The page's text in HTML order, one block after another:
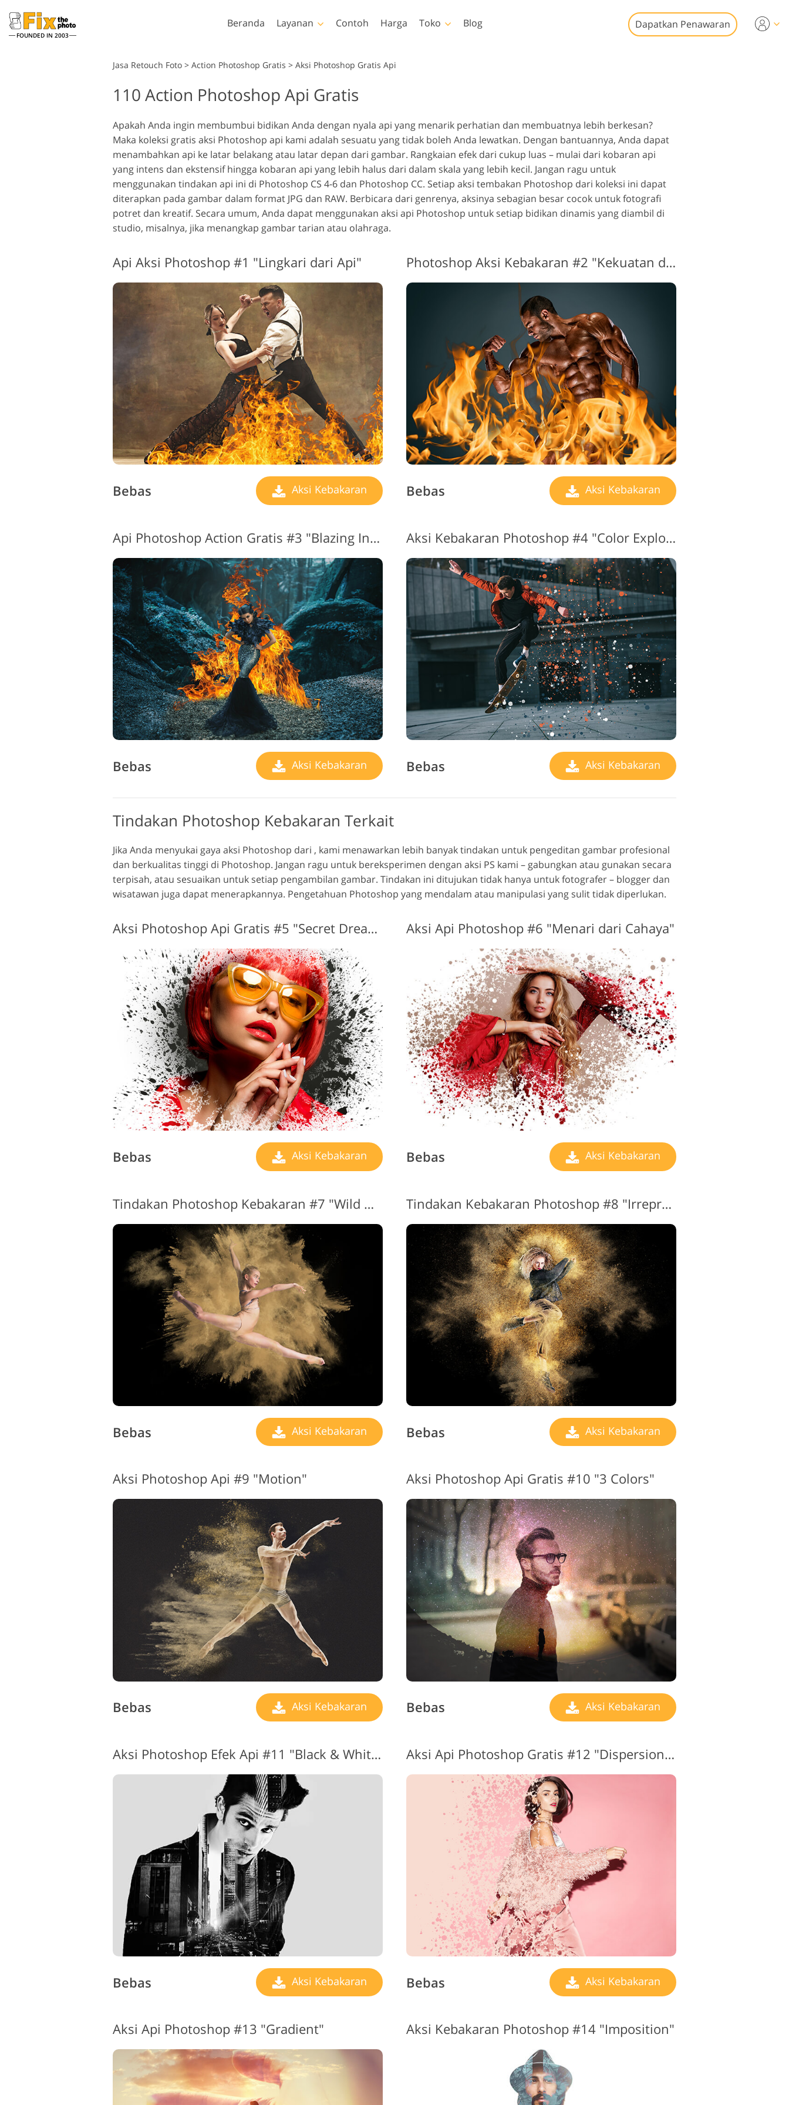
FOUNDED IN 2003
Beranda Layanan
Headshot
Jasa Edit Foto Pernikahan
Model Pakaian yang
Dihasilkan oleh AI
Layanan Manipulasi
Gambar
Layanan Restorasi Foto
Layanan Perbaikan Produk
Perhiasan
Data Pelatihan AI Layanan Pengeditan Video
Contoh Harga Toko
Lightroom
Lightroom Presets
Preset Kesepakatan
Terbaik
Koleksi Seluler
Photoshop
Tindakan Photoshop
Overlay Photoshop
Tekstur Photoshop
Ps Actions Seluruh
Koleksi
Ps Melapisi Seluruh
Koleksi
Templates
Kartu Hari Valentine
Undangan pernikahan
Undangan ulang tahun
anak
Blog Dapatkan Penawaran
Jasa Retouch Foto > Action Photoshop Gratis > Aksi Photoshop Gratis Api
110 Action Photoshop Api Gratis
Apakah Anda ingin membumbui bidikan Anda dengan nyala api yang menarik perhatian dan membuatnya lebih berkesan?
Maka koleksi gratis aksi Photoshop api kami adalah sesuatu yang tidak boleh Anda lewatkan. Dengan bantuannya, Anda dapat
menambahkan api ke latar belakang atau latar depan dari gambar. Rangkaian efek dari cukup luas – mulai dari kobaran api
yang intens dan ekstensif hingga kobaran api yang lebih halus dari dalam skala yang lebih kecil. Jangan ragu untuk
menggunakan tindakan api ini di Photoshop CS 4-6 dan Photoshop CC. Setiap aksi tembakan Photoshop dari koleksi ini dapat
diterapkan pada gambar dalam format JPG dan RAW. Berbicara dari genrenya, aksinya sebagian besar cocok untuk fotografi
potret dan kreatif. Secara umum, Anda dapat menggunakan aksi api Photoshop untuk setiap bidikan dinamis yang diambil di
studio, misalnya, jika menangkap gambar tarian atau olahraga.
Api Aksi Photoshop #1 "Lingkari dari Api"
Bebas Aksi Kebakaran
Photoshop Aksi Kebakaran #2 "Kekuatan dari Api"
Bebas Aksi Kebakaran
Api Photoshop Action Gratis #3 "Blazing Inferno"
Bebas Aksi Kebakaran
Aksi Kebakaran Photoshop #4 "Color Explosion"
Bebas Aksi Kebakaran
Tindakan Photoshop Kebakaran Terkait
Jika Anda menyukai gaya aksi Photoshop dari , kami menawarkan lebih banyak tindakan untuk pengeditan gambar profesional
dan berkualitas tinggi di Photoshop. Jangan ragu untuk bereksperimen dengan aksi PS kami – gabungkan atau gunakan secara
terpisah, atau sesuaikan untuk setiap pengambilan gambar. Tindakan ini ditujukan tidak hanya untuk fotografer – blogger dan
wisatawan juga dapat menerapkannya. Pengetahuan Photoshop yang mendalam atau manipulasi yang sulit tidak diperlukan.
Aksi Photoshop Api Gratis #5 "Secret Dreams"
Bebas Aksi Kebakaran
Aksi Api Photoshop #6 "Menari dari Cahaya"
Bebas Aksi Kebakaran
Tindakan Photoshop Kebakaran #7 "Wild Dance"
Bebas Aksi Kebakaran
Tindakan Kebakaran Photoshop #8 "Irrepressible"
Bebas Aksi Kebakaran
Aksi Photoshop Api #9 "Motion"
Bebas Aksi Kebakaran
Aksi Photoshop Api Gratis #10 "3 Colors"
Bebas Aksi Kebakaran
Aksi Photoshop Efek Api #11 "Black & White"
Bebas Aksi Kebakaran
Aksi Api Photoshop Gratis #12 "Dispersion Effect"
Bebas Aksi Kebakaran
Aksi Api Photoshop #13 "Gradient" Aksi Kebakaran Photoshop #14 "Imposition"